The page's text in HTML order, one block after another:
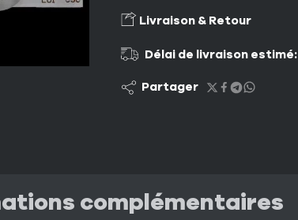
Livraison & Retour
Délai de livraison estimé:
Partager
complémentaires